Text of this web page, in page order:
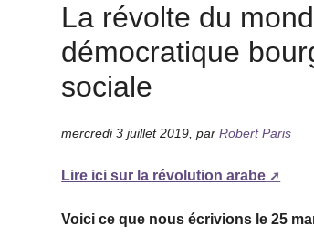
La révolte du
démocratique
sociale
mercredi 3 juillet 2019 ,parRobert Paris
Lire ici sur la révolution arabe
Voici ce que nous écrivions le 25